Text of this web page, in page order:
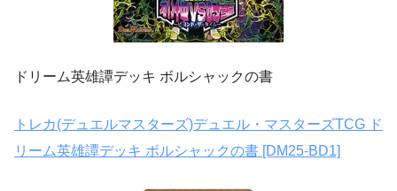
ドリーム英雄譚デッキ ボルシャックの書
トレカ(デュエルマスターズ)デュエル・マスターズTCG ド
リーム英雄譚デッキ ボルシャックの書 [DM25-BD1]